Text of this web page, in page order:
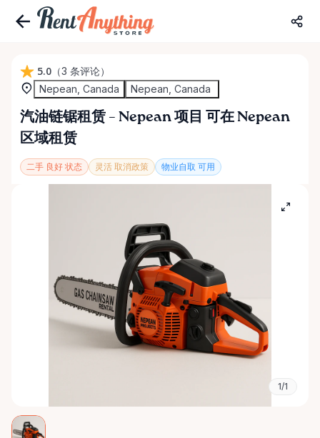
二手 良好 状态 灵活 取消政策 物业自取 可用
汽油链锯租赁 – Nepean 项目 可在 Nepean
区域租赁
5.0 （3 条评论）
Nepean, Canada
Nepean, Canada
1/1